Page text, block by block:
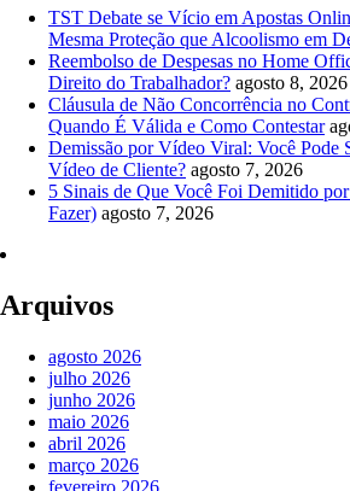
TST Debate se Vício em Apostas
Mesma Proteção que Alcoolismo em
Reembolso de Despesas no Home
Direito do Trabalhador? agosto 8, 2026
Cláusula de Não Concorrência no
Quando É Válida e Como Contestar
Demissão por Vídeo Viral: Você Pode
Vídeo de Cliente? agosto 7, 2026
5 Sinais de Que Você Foi Demitido
Fazer) agosto 7, 2026
Arquivos
agosto 2026
julho 2026
junho 2026
maio 2026
abril 2026
março 2026
fevereiro 2026